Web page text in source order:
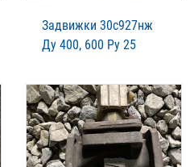
Задвижки 30с927нж
Ду 400, 600 Ру 25